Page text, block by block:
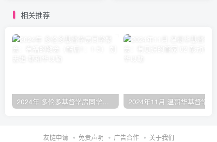
相关推荐
2024年 多伦多基督学房同学聚会：有福的教会（帖后1：1-5） 刘志雄
友链申请 免责声明 广告合作 关于我们